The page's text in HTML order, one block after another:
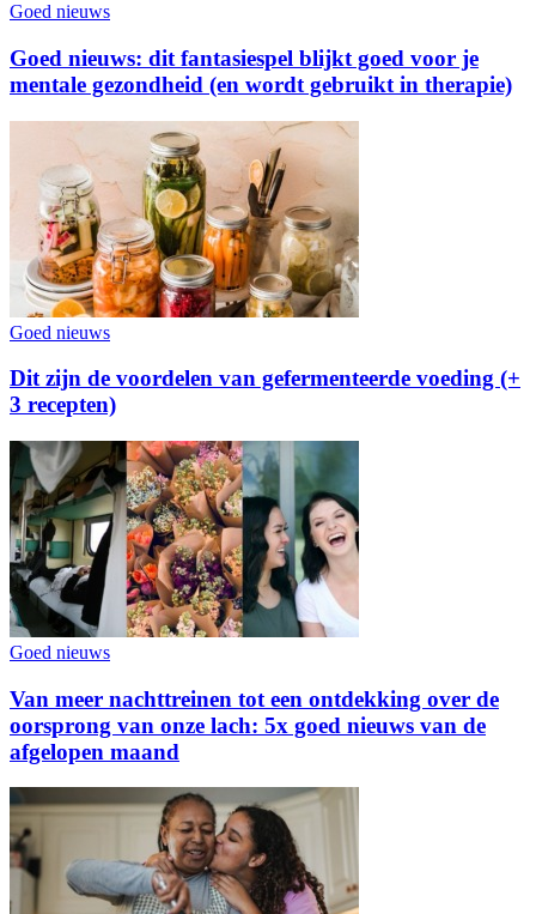
Goed nieuws
Goed nieuws: dit fantasiespel blijkt goed voor je
mentale gezondheid (en wordt gebruikt in therapie)
Goed nieuws
Dit zijn de voordelen van gefermenteerde voeding (+
3 recepten)
Goed nieuws
Van meer nachttreinen tot een ontdekking over de
oorsprong van onze lach: 5x goed nieuws van de
afgelopen maand